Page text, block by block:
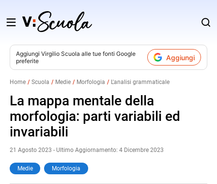
Salta
contenuto
Aggiungi Virgilio Scuola alle tue fonti Google
preferite
Aggiungi
Home Scuola Medie Morfologia L'analisi grammaticale
La mappa mentale della
morfologia: parti variabili ed
invariabili
21 Agosto 2023 - Ultimo Aggiornamento: 4 Dicembre 2023
Medie Morfologia